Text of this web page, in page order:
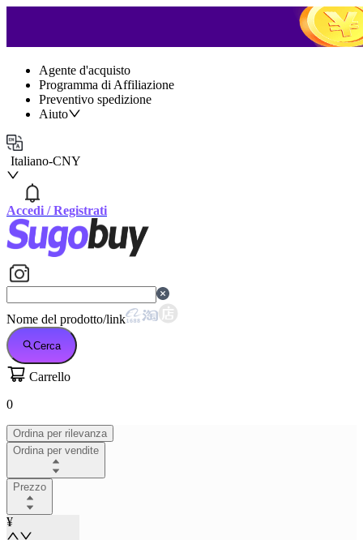
Agente d'acquisto
Programma di Affiliazione
Preventivo spedizione
Aiuto
Italiano-CNY
Accedi /Registrati
Nome del prodotto/link
Cerca
Carrello
0
Ordina per rilevanza
Ordina per vendite
Prezzo
¥